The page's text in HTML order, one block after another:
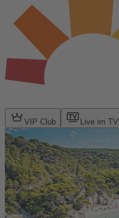
VIP Club Live im TV